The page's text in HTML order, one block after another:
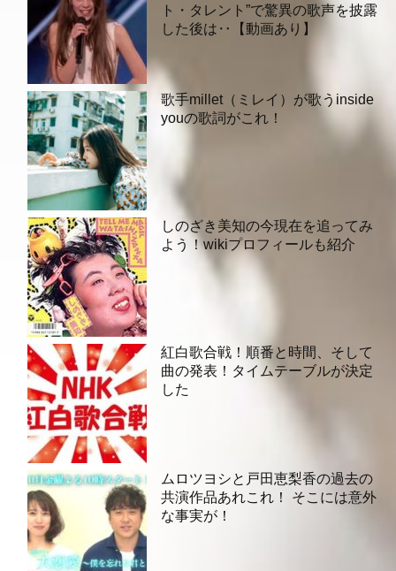
ト・タレント”で驚異の歌声を披露
した後は‥【動画あり】
歌手millet（ミレイ）が歌うinside
youの歌詞がこれ！
しのざき美知の今現在を追ってみ
よう！wikiプロフィールも紹介
紅白歌合戦！順番と時間、そして
曲の発表！タイムテーブルが決定
した
ムロツヨシと戸田恵梨香の過去の
共演作品あれこれ！ そこには意外
な事実が！